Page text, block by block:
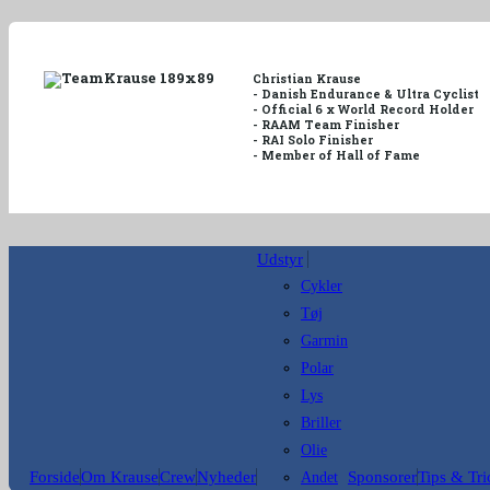
Christian Krause
- Danish Endurance & Ultra Cyclist
- Official 6 x World Record Holder
- RAAM Team Finisher
- RAI Solo Finisher
- Member of Hall of Fame
ForsideOm KrauseCrewNyheder
Udstyr
Cykler
Tøj
Garmin
Polar
Lys
Briller
Olie
Andet
SponsorerTips &